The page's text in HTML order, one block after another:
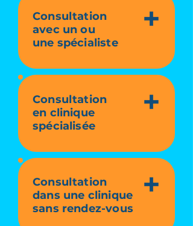
Consultation
avec un ou
une spécialiste
Consultation
en clinique
spécialisée
Consultation
dans une clinique
sans rendez-vous